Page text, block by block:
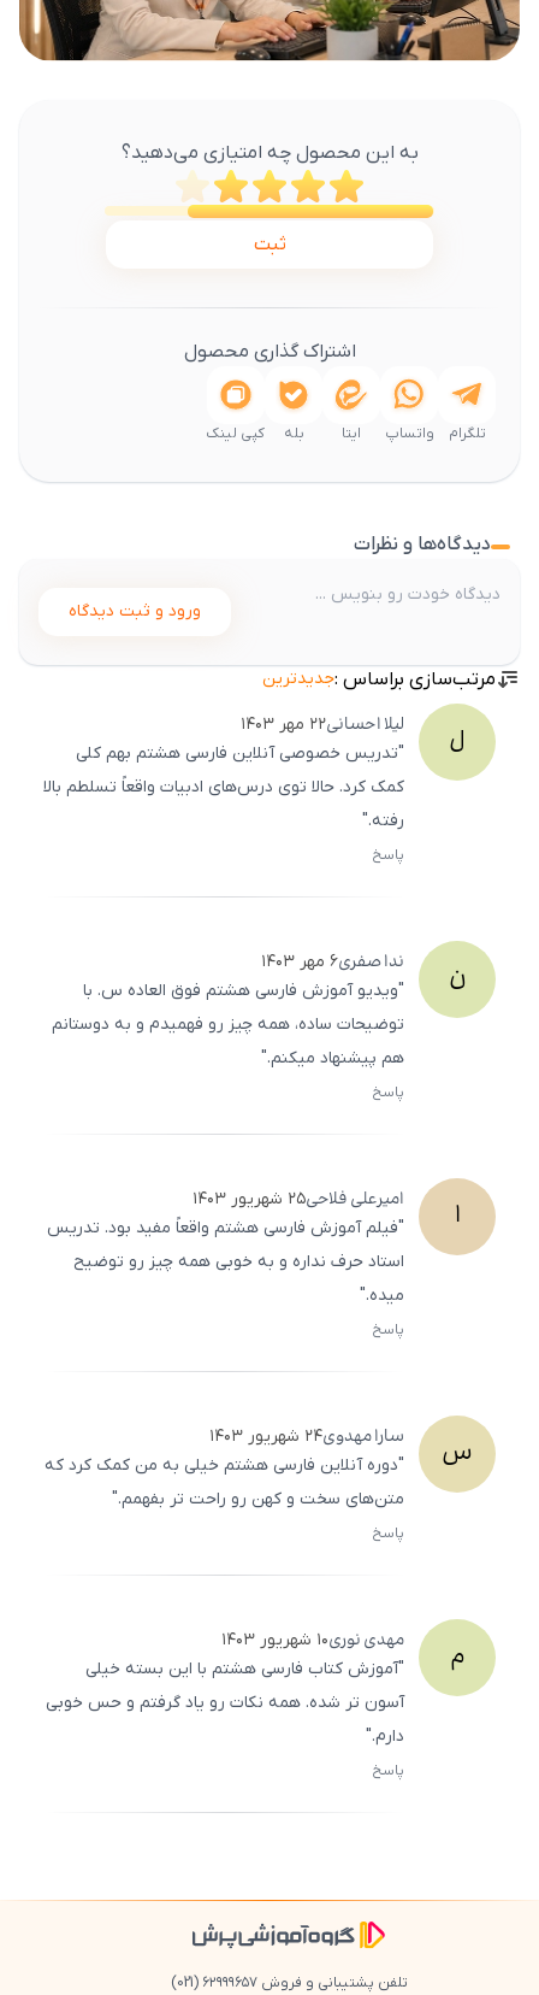
به این محصول چه امتیازی می‌دهید؟
ثبت
اشتراک گذاری محصول
تلگرام واتساپ ایتا بله کپی لینک
دیدگاه‌ها و نظرات
ورود و ثبت دیدگاه
مرتب‌سازی براساس :جدیدترین
ل لیلااحسانی۲۲ مهر ۱۴۰۳
"تدریس خصوصی آنلاین فارسی هشتم بهم کلی
کمک کرد. حالا توی درس‌های ادبیات واقعاً تسلطم بالا
رفته."
پاسخ
ن نداصفری۶ مهر ۱۴۰۳
"ویدیو آموزش فارسی هشتم فوق‌ العاده‌ س. با
توضیحات ساده، همه چیز رو فهمیدم و به دوستانم
هم پیشنهاد میکنم."
پاسخ
ا امیرعلیفلاحی۲۵ شهریور ۱۴۰۳
"فیلم آموزش فارسی هشتم واقعاً مفید بود. تدریس
استاد حرف نداره و به خوبی همه چیز رو توضیح
میده."
پاسخ
س سارامهدوی۲۴ شهریور ۱۴۰۳
"دوره آنلاین فارسی هشتم خیلی به من کمک کرد که
متن‌های سخت و کهن رو راحت ‌تر بفهمم."
پاسخ
م مهدینوری۱۰ شهریور ۱۴۰۳
"آموزش کتاب فارسی هشتم با این بسته خیلی
آسون‌ تر شده. همه نکات رو یاد گرفتم و حس خوبی
دارم."
پاسخ
تلفن پشتیبانی و فروش ۶۲۹۹۹۶۵۷ (021)